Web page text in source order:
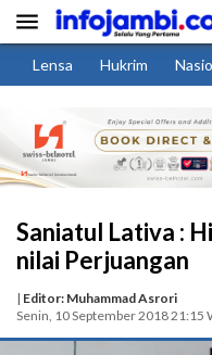

Lensa Hukrim
Saniatul Lativa :
nilai Perjuangan
| Editor: Muhammad Asrori
Senin, 10 September 2018 21:15